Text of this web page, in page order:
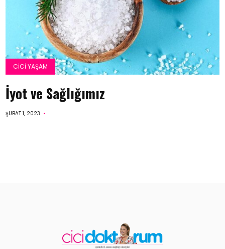
CICI YAŞAM
İyot ve Sağlığımız
ŞUBAT 1, 2023